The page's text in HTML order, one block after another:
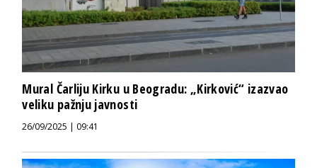
Mural Čarliju Kirku u Beogradu: „Kirković“ izazvao
veliku pažnju javnosti
26/09/2025 | 09:41